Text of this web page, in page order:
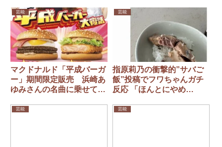
芸能
マクドナルド「平成バーガ
ー」期間限定販売 浜崎あ
ゆみさんの名曲に乗せてア
人気バーガー3種とは？
芸能
指原莉乃の衝撃的”サバご
飯”投稿でフワちゃんガチ
反応 「ほんとにやめ
芸能 芸能